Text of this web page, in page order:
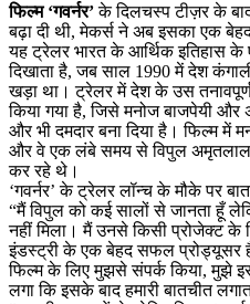
फिल्म ‘गवर्नर’के दिलचस्प टीज़र के
बढ़ा दी थी, मेकर्स ने अब इसका एक
यह ट्रेलर भारत के आर्थिक इतिहास
दिखाता है, जब साल 1990 में देश
खड़ा था। ट्रेलर में देश के उस
किया गया है, जिसे मनोज बाजपेयी और
और भी दमदार बना दिया है। फिल्म में
और वे एक लंबे समय से विपुल
कर रहे थे।
‘गवर्नर’ के ट्रेलर लॉन्च के मौके पर
“मैं विपुल को कई सालों से जानता हूँ
नहीं मिला। मैं उनसे किसी प्रोजेक्ट के
इंडस्ट्री के एक बेहद सफल प्रोड्यूसर
फिल्म के लिए मुझसे संपर्क किया, मुझे
लगा कि इसके बाद हमारी बातचीत